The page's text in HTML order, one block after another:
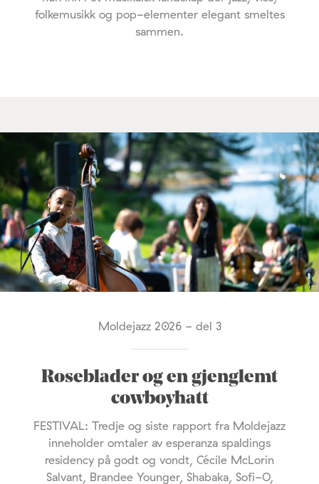
folkemusikk og pop-elementer elegant smeltes
sammen.
Moldejazz 2026 - del 3
Roseblader og en gjenglemt
cowboyhatt
FESTIVAL: Tredje og siste rapport fra Moldejazz
inneholder omtaler av esperanza spaldings
residency på godt og vondt, Cécile McLorin
Salvant, Brandee Younger, Shabaka, Sofi-O,